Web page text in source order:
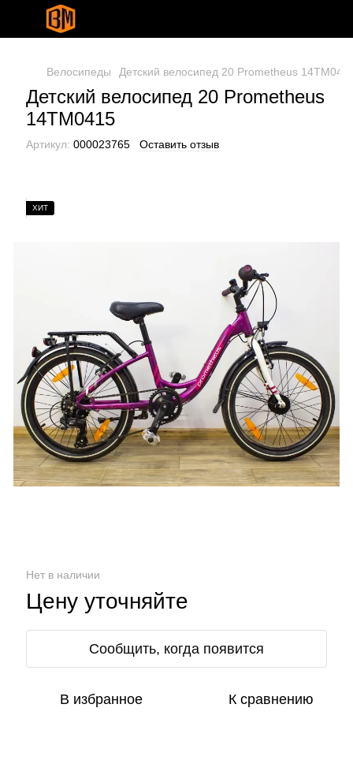
Велосипеды Детский велосипед 20 Prometheus
Детский велосипед 20 Prometheus
14TM0415
Артикул: 000023765 Оставить отзыв
ХИТ
Нет в наличии
Цену уточняйте
Сообщить, когда появится
В избранное К сравнению